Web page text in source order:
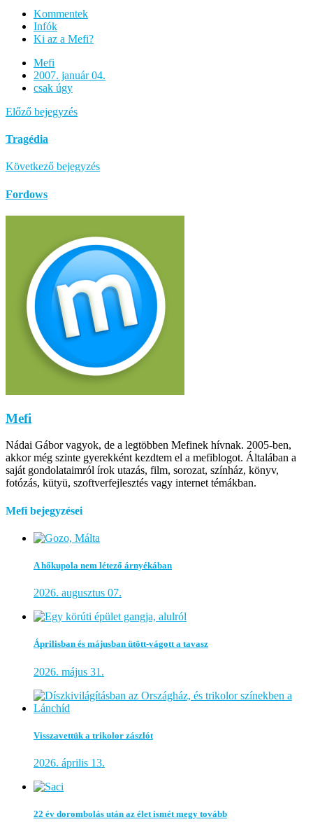
Kommentek
Infók
Ki az a Mefi?
Mefi
2007. január 04.
csak úgy
Előző bejegyzés
Tragédia
Következő bejegyzés
Fordows
Mefi
Nádai Gábor vagyok, de a legtöbben Mefinek hívnak. 2005-ben,
akkor még szinte gyerekként kezdtem el a mefiblogot. Általában a
saját gondolataimról írok utazás, film, sorozat, színház, könyv,
fotózás, kütyü, szoftverfejlesztés vagy internet témákban.
Mefi bejegyzései
A hőkupola nem létező árnyékában
2026. augusztus 07.
Áprilisban és májusban ütött-vágott a tavasz
2026. május 31.
Visszavettük a trikolor zászlót
2026. április 13.
22 év dorombolás után az élet ismét megy tovább